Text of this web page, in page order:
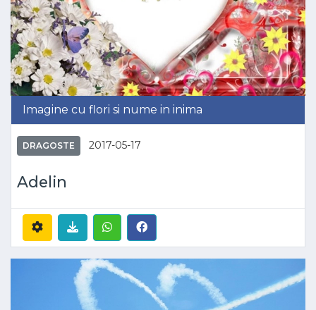
Imagine cu flori si nume in inima
DRAGOSTE 2017-05-17
Adelin